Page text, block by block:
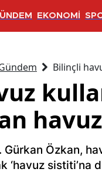
EKONOMİ
Bilinçli
Gürkan Özkan,
‘havuz sistiti’na